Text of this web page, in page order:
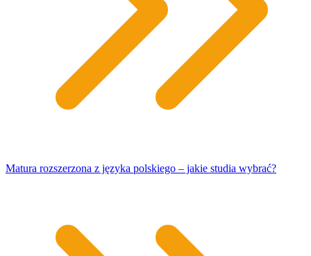
Matura rozszerzona z języka polskiego – jakie studia wybrać?